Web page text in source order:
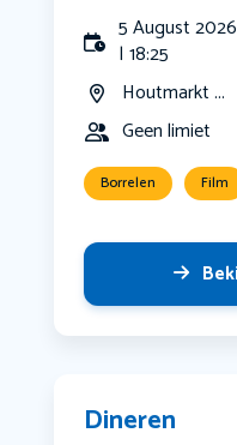
5 August
| 18:25
Houtmarkt ...
Geen limiet
Borrelen Film
Dineren